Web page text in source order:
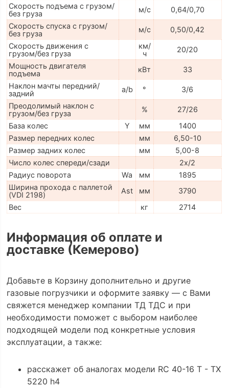
Скорость подъема с грузом/
без груза
м/с
0,64/0,70
Скорость спуска с грузом/
без груза
м/с
0,50/0,42
Скорость движения с
грузом/без груза
км/
ч
20/20
Мощность двигателя
подъема
кВт
33
Наклон мачты передний/
задний
a/b °
3/6
Преодолимый наклон с
грузом/без груза
%
27/26
База колес
Y мм
1400
Размер передних колес
мм
6,50-10
Размер задних колес
мм
5,00-8
Число колес спереди/сзади
2x/2
Радиус поворота
Wa мм
1895
Ширина прохода с паллетой
(VDI 2198)
Ast мм
3790
Вес
кг 2714
Информация об оплате и
доставке (Кемерово)
Добавьте в Корзину дополнительно и другие
газовые погрузчики и оформите заявку — с Вами
свяжется менеджер компании ТД ТДС и при
необходимости поможет с выбором наиболее
подходящей модели под конкретные условия
эксплуатации, а также:
расскажет об аналогах модели RC 40-16 T - TX
5220 h4